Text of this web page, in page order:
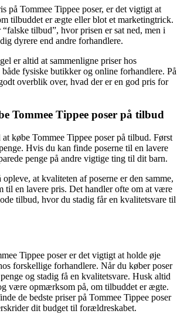
på Tommee Tippee poser, er det vigtigt at
tilbuddet er ægte eller blot et marketingtrick.
tilbud”, hvor prisen er sat ned, men i
dyrere end andre forhandlere.
er altid at sammenligne priser hos
fysiske butikker og online forhandlere. På
overblik over, hvad der er en god pris for
Tommee Tippee poser på tilbud
købe Tommee Tippee poser på tilbud. Først
Hvis du kan finde poserne til en lavere
penge på andre vigtige ting til dit barn.
at kvaliteten af poserne er den samme,
til en lavere pris. Det handler ofte om at være
tilbud, hvor du stadig får en kvalitetsvare til
Tippee poser er det vigtigt at holde øje
forskellige forhandlere. Når du køber poser
og stadig få en kvalitetsvare. Husk altid
være opmærksom på, om tilbuddet er ægte.
de bedste priser på Tommee Tippee poser
dit budget til forældreskabet.